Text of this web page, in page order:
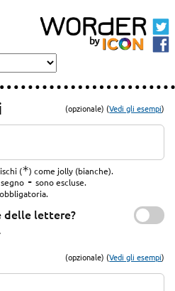
(opzionale) (Vedi gli esempi)
(*) come jolly (bianche).
- sono escluse.
delle lettere?
(opzionale) (Vedi gli esempi)